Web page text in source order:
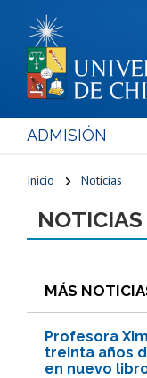
ADMISIÓN
Inicio Noticias
NOTICIAS
MÁS
Profesora
treinta años
en nuevo